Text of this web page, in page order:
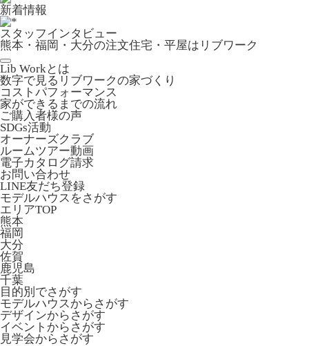
新着情報
スタッフインタビュー
熊本・福岡・大分の注文住宅・平屋はリブワーク
Lib Workとは
数字で見るリブワークの家づくり
コストパフォーマンス
家ができるまでの流れ
ご購入者様の声
SDGs活動
オーナーズクラブ
ルームツアー動画
電子カタログ請求
お問い合わせ
LINE友だち登録
モデルハウスをさがす
エリアTOP
熊本
福岡
大分
佐賀
鹿児島
千葉
目的別でさがす
モデルハウスからさがす
デザインからさがす
イベントからさがす
見学会からさがす